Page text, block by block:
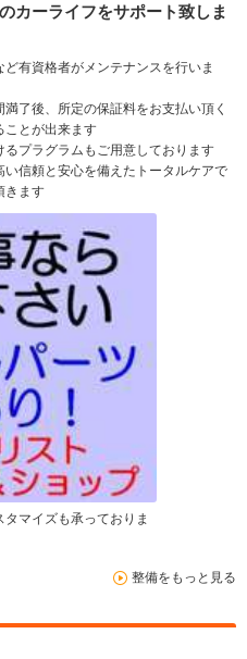
カーライフをサポート致しま
有資格者がメンテナンスを行いま
了後、所定の保証料をお支払い頂く
ことが出来ます
プラグラムもご用意しております
信頼と安心を備えたトータルケアで
きます
マイズも承っておりま
整備をもっと見る